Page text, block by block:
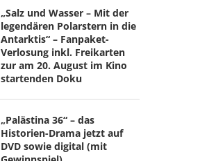
„Salz und Wasser – Mit der
legendären Polarstern in die
Antarktis“ – Fanpaket-
Verlosung inkl. Freikarten
zur am 20. August im Kino
startenden Doku
„Palästina 36“ – das
Historien-Drama jetzt auf
DVD sowie digital (mit